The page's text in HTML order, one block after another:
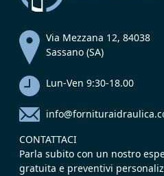
Via Mezzana 12, 84038
Sassano (SA)
Lun-Ven 9:30-18.00
CONTATTACI
Parla subito con un nostro
gratuita e preventivi